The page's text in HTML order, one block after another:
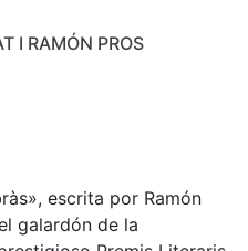
I RAMÓN PROS
, escrita por Ramón
galardón de la